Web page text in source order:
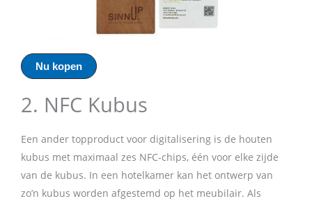
Nu kopen
2. NFC Kubus
Een ander topproduct voor digitalisering is de houten
kubus met maximaal zes NFC-chips, één voor elke zijde
van de kubus. In een hotelkamer kan het ontwerp van
zo’n kubus worden afgestemd op het meubilair. Als